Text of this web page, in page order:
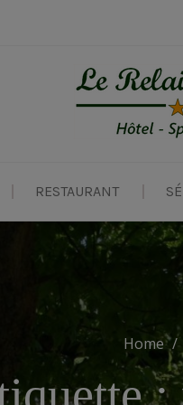
RESTAURANT
Home